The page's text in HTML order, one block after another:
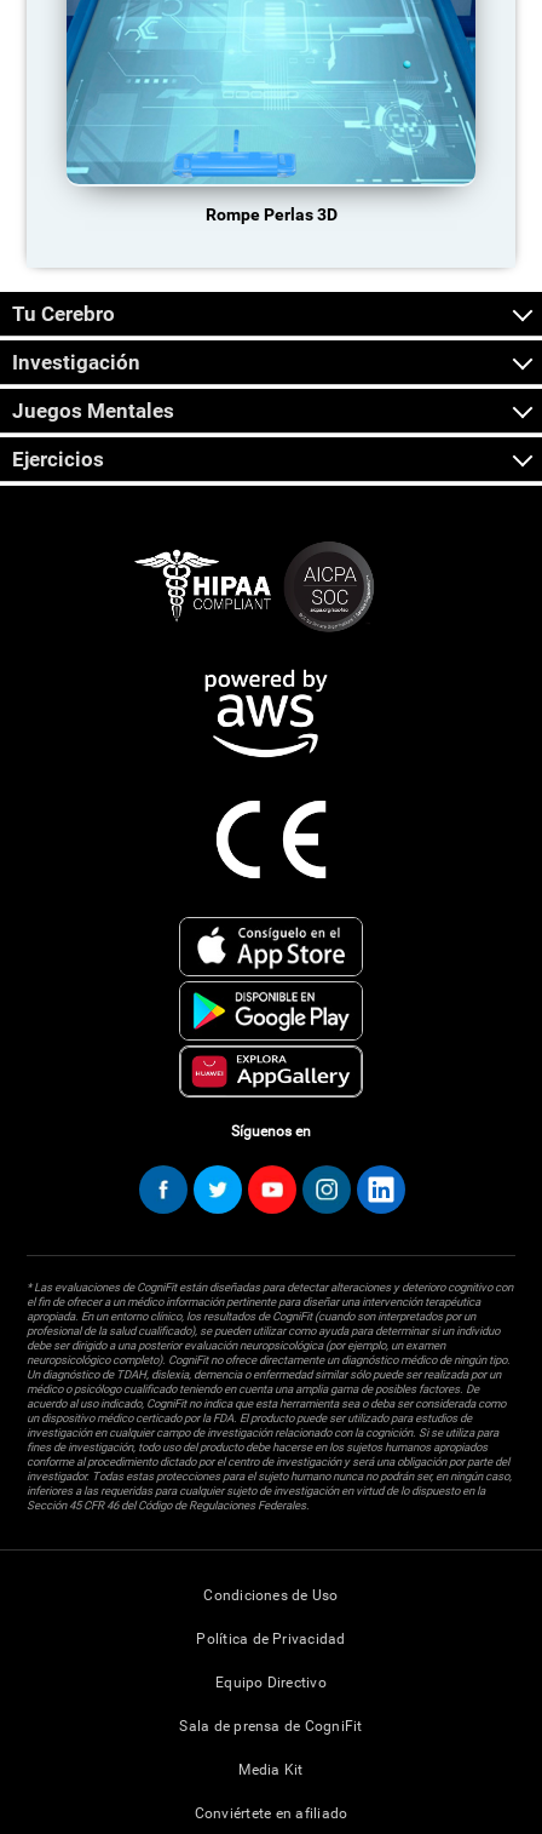
Rompe Perlas 3D
Tu Cerebro
Investigación
Juegos Mentales
Ejercicios
Síguenos en
* Las evaluaciones de CogniFit están diseñadas para detectar alteraciones y deterioro cognitivo con
el fin de ofrecer a un médico información pertinente para diseñar una intervención terapéutica
apropiada. En un entorno clínico, los resultados de CogniFit (cuando son interpretados por un
profesional de la salud cualificado), se pueden utilizar como ayuda para determinar si un individuo
debe ser dirigido a una posterior evaluación neuropsicológica (por ejemplo, un examen
neuropsicológico completo). CogniFit no ofrece directamente un diagnóstico médico de ningún tipo.
Un diagnóstico de TDAH, dislexia, demencia o enfermedad similar sólo puede ser realizada por un
médico o psicólogo cualificado teniendo en cuenta una amplia gama de posibles factores. De
acuerdo al uso indicado, CogniFit no indica que esta herramienta sea o deba ser considerada como
un dispositivo médico certicado por la FDA. El producto puede ser utilizado para estudios de
investigación en cualquier campo de investigación relacionado con la cognición. Si se utiliza para
fines de investigación, todo uso del producto debe hacerse en los sujetos humanos apropiados
conforme al procedimiento dictado por el centro de investigación y será una obligación por parte del
investigador. Todas estas protecciones para el sujeto humano nunca no podrán ser, en ningún caso,
inferiores a las requeridas para cualquier sujeto de investigación en virtud de lo dispuesto en la
Sección 45 CFR 46 del Código de Regulaciones Federales.
Condiciones de Uso
Política de Privacidad
Equipo Directivo
Sala de prensa de CogniFit
Media Kit
Conviértete en afiliado